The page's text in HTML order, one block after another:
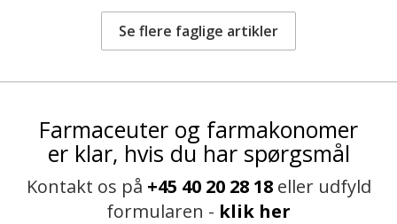
Se flere faglige artikler
Farmaceuter og farmakonomer
er klar, hvis du har spørgsmål
Kontakt os på +45 40 20 28 18eller udfyld
formularen - klik her